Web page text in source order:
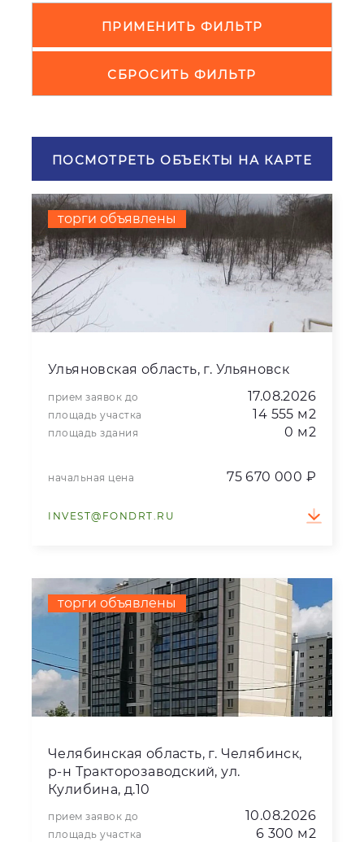
ПРИМЕНИТЬ ФИЛЬТР
СБРОСИТЬ ФИЛЬТР
ПОСМОТРЕТЬ ОБЪЕКТЫ НА КАРТЕ
торги объявлены
Ульяновская область, г. Ульяновск
прием заявок до 17.08.2026
площадь участка 14 555 м2
площадь здания 0 м2
начальная цена 75 670 000 ₽
INVEST@FONDRT.RU
торги объявлены
Челябинская область, г. Челябинск,
р-н Тракторозаводский, ул.
Кулибина, д.10
прием заявок до 10.08.2026
площадь участка 6 300 м2